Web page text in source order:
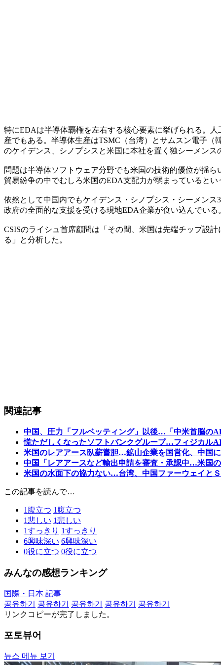
特にEDAは半導体覇権を左右する核心要素に挙げられる。
産でもある。半導体生産はTSMC（台湾）とサムスン電子
のケイデンス、シノプシスと米国に本社を置く独シーメン
問題は半導体ソフトウェア分野でも米国の技術的優位が揺
貿易紛争の中でむしろ米国のEDA支配力が弱まっているとい
依然として中国内でもケイデンス・シノプシス・シーメンス
政府の全面的な支援を受ける現地EDA企業が食い込んでいる
CSISのライシュ首席顧問は「その間、米国は先端チップ設
る」と分析した。
関連記事
中国、圧力「フルベッティング」以後…「中米首脳の
慌ただしくなったソフトバンクグループ…フィジカル
米国のレアアース臥薪嘗胆…鉱山企業を国営化、中国
中国「レアアースなど輸出申請を審査・承認中…米国
米国の水面下の協力ない…台湾、中国ファーウェイと
この記事を読んで…
1 腹立つ 1 腹立つ
1悲しい 1悲しい
1すっきり 1すっきり
6興味深い 6興味深い
0役に立つ 0役に立つ
みんなの感想ランキング
国際・日本 記事
공유하기
공유하기 공유하기 공유하기
공유하기
リンクコピーが完了しました。
포토뷰어
뉴스 메뉴 보기